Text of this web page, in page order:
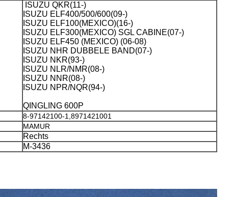
ISUZU QKR(11-)
ISUZU ELF400/500/600(09-)
ISUZU ELF100(MEXICO)(16-)
ISUZU ELF300(MEXICO) SGL CABINE(07-)
ISUZU ELF450 (MEXICO) (06-08)
ISUZU NHR DUBBELE BAND(07-)
ISUZU NKR(93-)
ISUZU NLR/NMR(08-)
ISUZU NNR(08-)
ISUZU NPR/NQR(94-)
QINGLING 600P
8-97142100-1,8971421001
MAMUR
Rechts
M-3436